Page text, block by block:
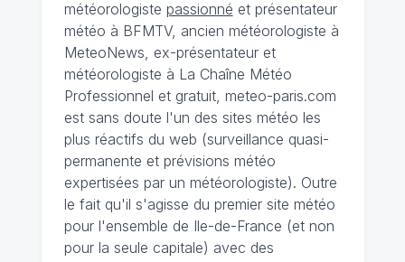
météorologiste passionné et présentateur
météo à BFMTV, ancien météorologiste à
MeteoNews, ex-présentateur et
météorologiste à La Chaîne Météo
Professionnel et gratuit, meteo-paris.com
est sans doute l'un des sites météo les
plus réactifs du web (surveillance quasi-
permanente et prévisions météo
expertisées par un météorologiste). Outre
le fait qu'il s'agisse du premier site météo
pour l'ensemble de Ile-de-France (et non
pour la seule capitale) avec des